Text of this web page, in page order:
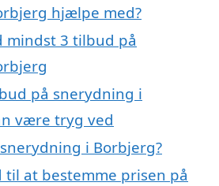
hjælpe med?
3 tilbud på
på snerydning i
være tryg ved
i Borbjerg?
til at bestemme prisen på